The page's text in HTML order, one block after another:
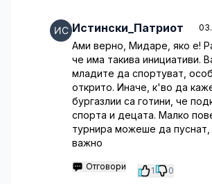
Истински_Патриот
Ами верно, Мидаре, яко е!
че има такива инициативи.
младите да спортуват,
открито. Иначе, к'во да
бургазлии са готини, че
спорта и децата. Малко
турнира можеше да пуснат,
важно
Отговори 1 0